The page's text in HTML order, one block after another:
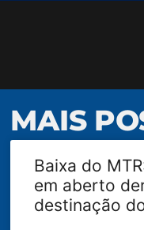
MAIS
Baixa do
em aberto
destinação